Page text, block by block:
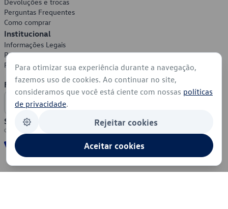
Perguntas Frequentes
Como comprar
Institucional
Informações Legais
Política de Privacidade
Política de Cookies
Formas de Pagamento
Segurança
Para otimizar sua experiência durante a navegação,
fazemos uso de cookies. Ao continuar no site,
consideramos que você está ciente com nossas políticas
de privacidade.
Rejeitar cookies
Aceitar cookies